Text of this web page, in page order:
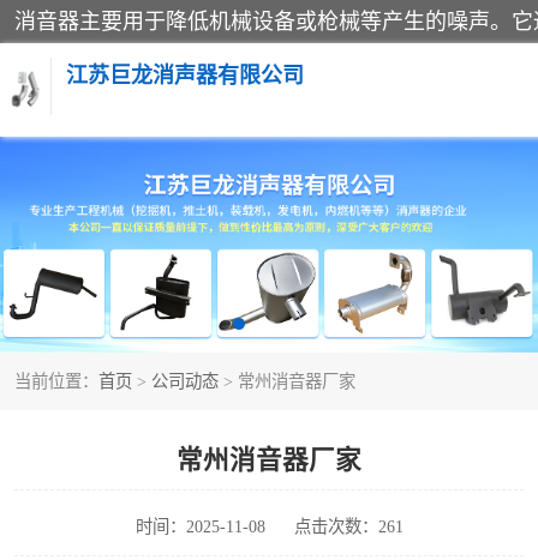
江苏巨龙消声器有限公司
当前位置： 首页 > 公司动态 > 常州消音器厂家
常州消音器厂家
时间：2025-11-08 点击次数：261
消声器